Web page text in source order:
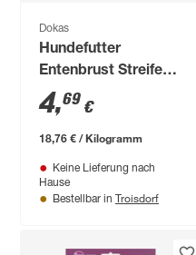
Dokas
Hundefutter
Entenbrust Streifen
250 g
4,69 €
18,76 € / Kilogramm
Keine Lieferung nach
Hause
Bestellbar in Troisdorf